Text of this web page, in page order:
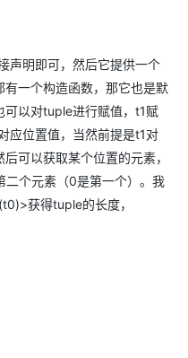
声明即可，然后它提供一个
一个构造函数，那它也是默
可以对tuple进行赋值，t1赋
应位置值，当然前提是t1对
可以获取某个位置的元素，
个元素（0是第一个）。我
获得tuple的长度，